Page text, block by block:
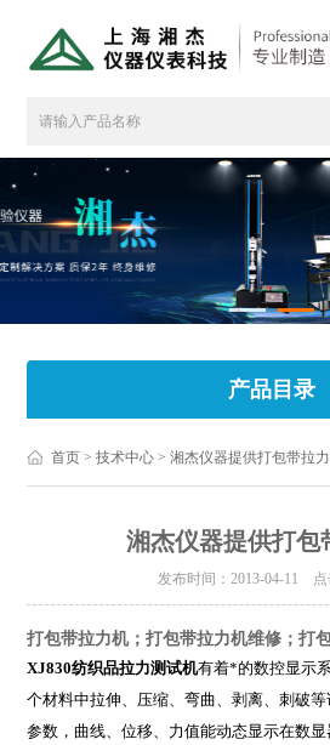
产品目录
首页 >技术中心 > 湘杰仪器提供打包带拉
湘杰仪器提供打包
发布时间：2013-04-11 点
打包带拉力机；打包带拉力机维修；打
XJ830纺织品拉力测试机有着*的数控显示
个材料中拉伸、压缩、弯曲、剥离、刺破
参数，曲线、位移、力值能动态显示在数